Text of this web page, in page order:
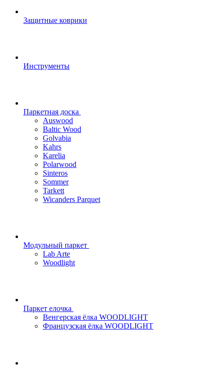
Защитные коврики
Инструменты
Паркетная доска
Auswood
Baltic Wood
Golvabia
Kahrs
Karelia
Polarwood
Sinteros
Sommer
Tarkett
Wicanders Parquet
Модульный паркет
Lab Arte
Woodlight
Паркет елочка
Венгерская ёлка WOODLIGHT
Французская ёлка WOODLIGHT